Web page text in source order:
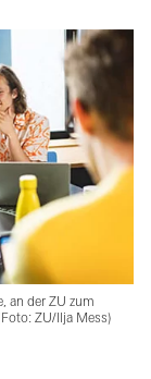
an der ZU zum
ZU/Ilja Mess)